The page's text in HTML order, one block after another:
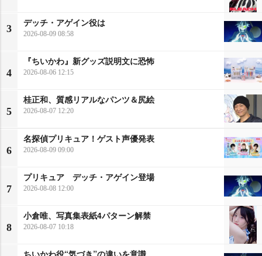
3
デッチ・アゲイン役は
2026-08-09 08:58
4
『ちいかわ』新グッズ説明文に恐怖
2026-08-06 12:15
5
桂正和、質感リアルなパンツ＆尻絵
2026-08-07 12:20
6
名探偵プリキュア！ゲスト声優発表
2026-08-09 09:00
7
プリキュア デッチ・アゲイン登場
2026-08-08 12:00
8
小倉唯、写真集表紙4パターン解禁
2026-08-07 10:18
ちいかわ役“気づき”の違いを意識